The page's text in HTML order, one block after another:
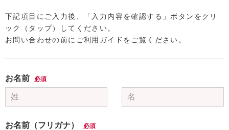
下記項目にご入力後、「入力内容を確認する」ボタンをクリ
ック（タップ）してください。
お問い合わせの前にご利用ガイドをご覧ください。
お名前 必須
お名前（フリガナ） 必須